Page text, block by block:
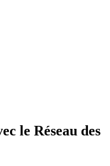
le Réseau des